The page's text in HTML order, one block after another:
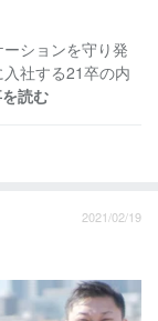
ションを守り発
社する21卒の内
読む
2021/02/19